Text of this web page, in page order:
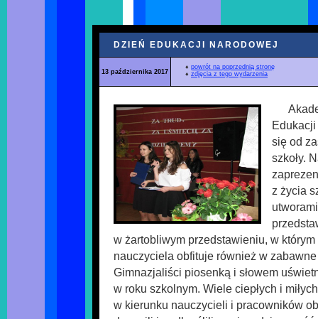
DZIEŃ EDUKACJI NARODOWEJ
13 października 2017
♦ powrót na poprzednią stronę
♦ zdjęcia z tego wydarzenia
się od
szkoły.
z życia
w żartobliwym przedstawieniu, w
nauczyciela obfituje również w zabawne
Gimnazjaliści piosenką i słowem
w roku szkolnym. Wiele ciepłych i miłych
w kierunku nauczycieli i pracowników